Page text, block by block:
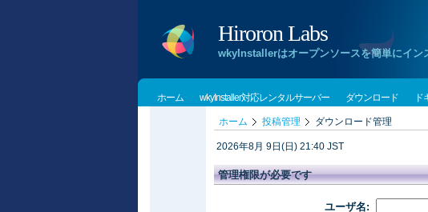
Hiroron Labs
wkyInstallerはオープンソースを簡単にイン
ホーム wkyInstaller対応レンタルサーバー ダウンロード ド
ホーム 投稿管理 ダウンロード管理
2026年8月 9日(日) 21:40 JST
管理権限が必要です
ユーザ名: